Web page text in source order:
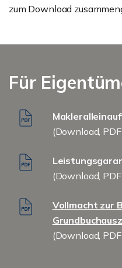
zum Download
Für
(Download,
(Download,
Vollmacht zur
(Download,